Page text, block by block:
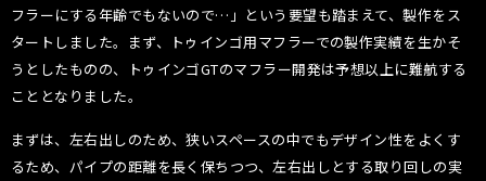
フラーにする年齢でもないので…」という要望も踏まえて、製作をス
タートしました。まず、トゥインゴ用マフラーでの製作実績を生かそ
うとしたものの、トゥインゴGTのマフラー開発は予想以上に難航する
こととなりました。
まずは、左右出しのため、狭いスペースの中でもデザイン性をよくす
るため、パイプの距離を長く保ちつつ、左右出しとする取り回しの実